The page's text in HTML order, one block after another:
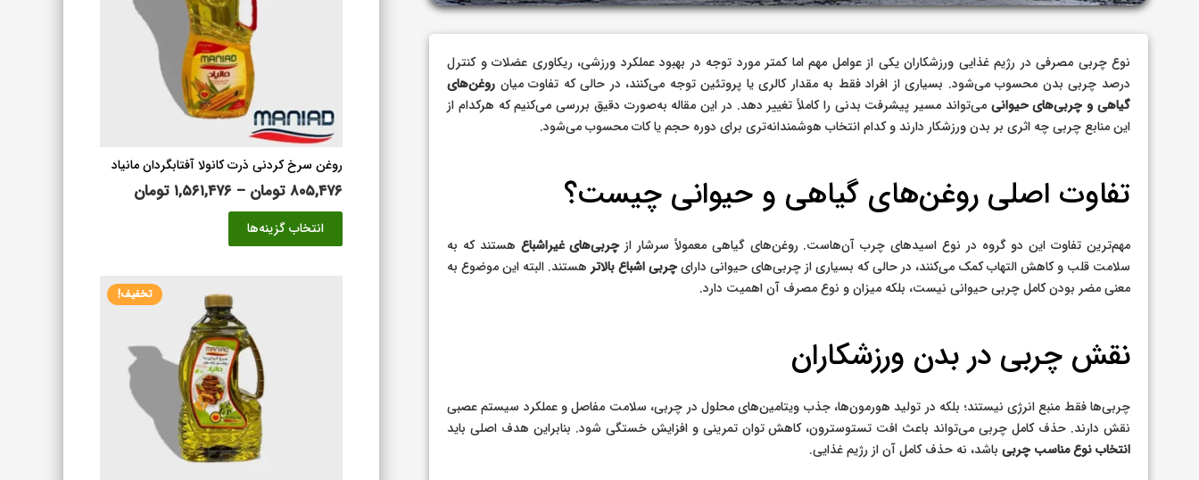
نوع چربی مصرفی در رژیم غذایی ورزشکاران یکی از عوامل مهم اما کمتر مورد توجه در بهبود عملکرد ورزشی، ریکاوری عضلات و کنترل
درصد چربی بدن محسوب می‌شود. بسیاری از افراد فقط به مقدار کالری یا پروتئین توجه می‌کنند، در حالی که تفاوت میان روغن‌های
گیاهی و چربی‌های حیوانی می‌تواند مسیر پیشرفت بدنی را کاملاً تغییر دهد. در این مقاله به‌صورت دقیق بررسی می‌کنیم که هرکدام از
این منابع چربی چه اثری بر بدن ورزشکار دارند و کدام انتخاب هوشمندانه‌تری برای دوره حجم یا کات محسوب می‌شود.
تفاوت اصلی روغن‌های گیاهی و حیوانی چیست؟
مهم‌ترین تفاوت این دو گروه در نوع اسیدهای چرب آن‌هاست. روغن‌های گیاهی معمولاً سرشار از چربی‌های غیراشباع هستند که به
سلامت قلب و کاهش التهاب کمک می‌کنند، در حالی که بسیاری از چربی‌های حیوانی دارایچربی اشباع بالاتر هستند. البته این موضوع به
معنی مضر بودن کامل چربی حیوانی نیست، بلکه میزان و نوع مصرف آن اهمیت دارد.
نقش چربی در بدن ورزشکاران
چربی‌ها فقط منبع انرژی نیستند؛ بلکه در تولید هورمون‌ها، جذب ویتامین‌های محلول در چربی، سلامت مفاصل و عملکرد سیستم عصبی
نقش دارند. حذف کامل چربی می‌تواند باعث افت تستوسترون، کاهش توان تمرینی و افزایش خستگی شود. بنابراین هدف اصلی باید
انتخاب نوع مناسب چربی باشد، نه حذف کامل آن از رژیم غذایی.
روغن سرخ کردنی ذرت کانولا آفتابگردان مانیاد
۸۰۵,۴۷۶تومان – ۱,۵۶۱,۴۷۶تومان
انتخاب گزینه‌ها
مختلفی
می
باشد.
گزینه
ها
ممکن
است
در
صفحه
تخفیف!